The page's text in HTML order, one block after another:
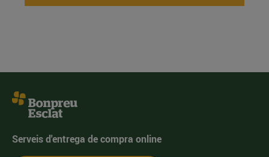
Serveis d'entrega de compra online